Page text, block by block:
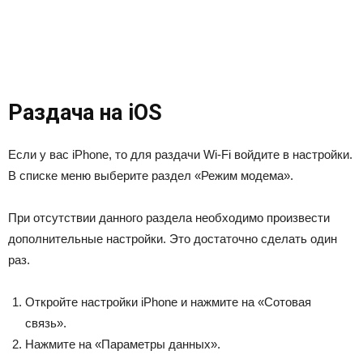
Раздача на iOS
Если у вас iPhone, то для раздачи Wi-Fi войдите в настройки.
В списке меню выберите раздел «Режим модема».
При отсутствии данного раздела необходимо произвести
дополнительные настройки. Это достаточно сделать один
раз.
Откройте настройки iPhone и нажмите на «Сотовая
связь».
Нажмите на «Параметры данных».